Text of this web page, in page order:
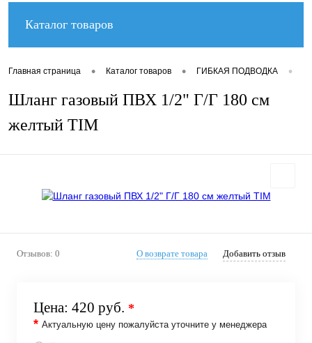
Каталог товаров
Главная страница • Каталог товаров • ГИБКАЯ ПОДВОДКА •
Шланг газовый ПВХ 1/2" Г/Г 180 см
желтый TIM
Отзывов: 0 О возврате товара Добавить отзыв
Цена: 420 руб. *
* Актуальную цену пожалуйста уточните у менеджера